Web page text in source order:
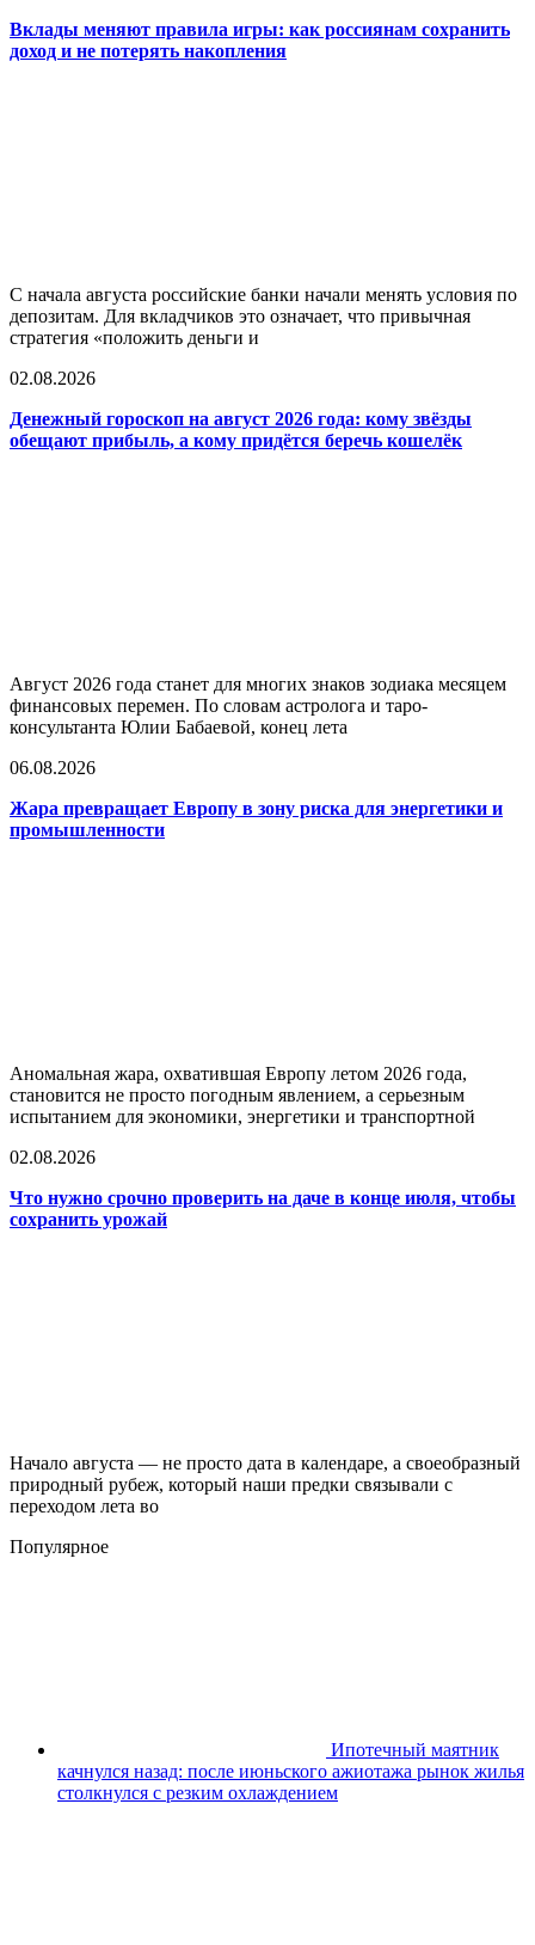
Вклады меняют правила игры: как россиянам сохранить
доход и не потерять накопления
С начала августа российские банки начали менять условия по
депозитам. Для вкладчиков это означает, что привычная
стратегия «положить деньги и
02.08.2026
Денежный гороскоп на август 2026 года: кому звёзды
обещают прибыль, а кому придётся беречь кошелёк
Август 2026 года станет для многих знаков зодиака месяцем
финансовых перемен. По словам астролога и таро-
консультанта Юлии Бабаевой, конец лета
06.08.2026
Жара превращает Европу в зону риска для энергетики и
промышленности
Аномальная жара, охватившая Европу летом 2026 года,
становится не просто погодным явлением, а серьезным
испытанием для экономики, энергетики и транспортной
02.08.2026
Что нужно срочно проверить на даче в конце июля, чтобы
сохранить урожай
Начало августа — не просто дата в календаре, а своеобразный
природный рубеж, который наши предки связывали с
переходом лета во
Популярное
Ипотечный маятник
качнулся назад: после июньского ажиотажа рынок жилья
столкнулся с резким охлаждением